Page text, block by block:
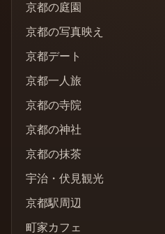
京都の庭園
京都の写真映え
京都デート
京都一人旅
京都の寺院
京都の神社
京都の抹茶
宇治・伏見観光
京都駅周辺
町家カフェ